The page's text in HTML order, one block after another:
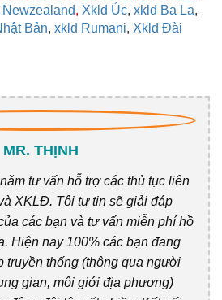
Newzealand, Xkld Úc, xkld Ba La,
Bản, xkld Rumani, Xkld Đài
MR. THỊNH
tư vấn hỗ trợ các thủ tục liên
XKLĐ. Tôi tự tin sẽ giải đáp
các bạn và tư vấn miễn phí hồ
Hiện nay 100% các bạn đang
truyền thống (thông qua người
gian, môi giới địa phương)